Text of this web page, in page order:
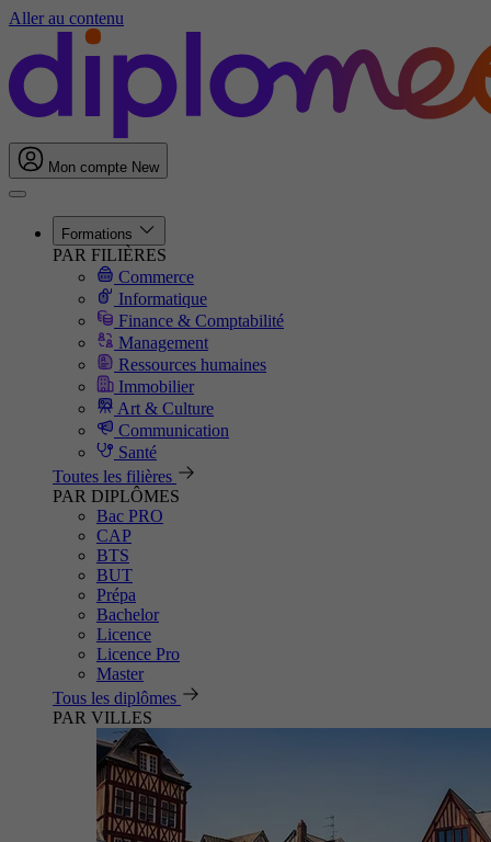
Aller au contenu
Mon compte New
Formations
PAR FILIÈRES
Commerce
Informatique
Finance & Comptabilité
Management
Ressources humaines
Immobilier
Art & Culture
Communication
Santé
Toutes les filières
PAR DIPLÔMES
Bac PRO
CAP
BTS
BUT
Prépa
Bachelor
Licence
Licence Pro
Master
Tous les diplômes
PAR VILLES